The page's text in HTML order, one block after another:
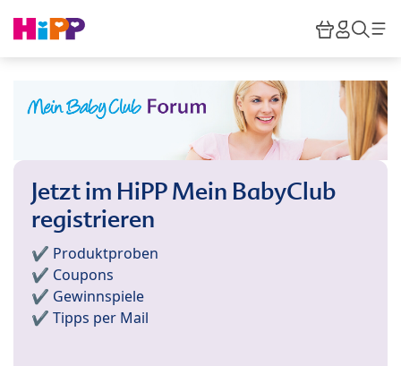
HiPP
Jetzt im HiPP Mein BabyClub
registrieren
✔️ Produktproben
✔️ Coupons
✔️ Gewinnspiele
✔️ Tipps per Mail